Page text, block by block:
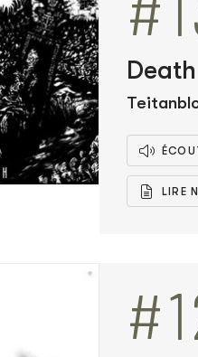
Death
LIRE